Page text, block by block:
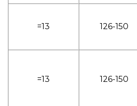
=13 126-150
=13 126-150